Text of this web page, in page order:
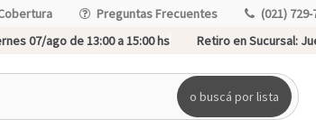
Preguntas Frecuentes
(021) 729-
07/ago de 13:00 a 15:00 hs Retiro en Sucursal:
o buscá por lista